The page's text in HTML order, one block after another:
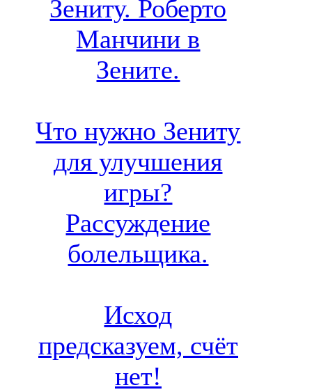
Зениту. Роберто
Манчини в
Зените.
Что нужно Зениту
для улучшения
игры?
Рассуждение
болельщика.
Исход
предсказуем, счёт
нет!